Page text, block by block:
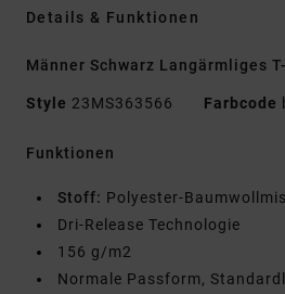
Details & Funktionen
Männer Schwarz Langärmliges
Style 23MS363566 Farbcode
Funktionen
Stoff: Polyester-
Dri-Release Technologie
156 g/m2
Normale Passform,